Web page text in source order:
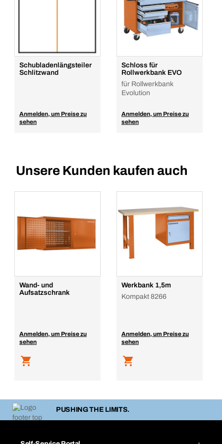
In den Warenkorb
Schubladenlängsteiler
Schlitzwand
Anmelden, um Preise zu
sehen
Schloss für
Rollwerkbank EVO
für Rollwerkbank
Evolution
Anmelden, um Preise zu
sehen
Unsere Kunden kaufen auch
Wand- und
Aufsatzschrank
Anmelden, um Preise zu
sehen
Werkbank 1,5m
Kompakt 8266
Anmelden, um Preise zu
sehen
PUSHING THE LIMITS.